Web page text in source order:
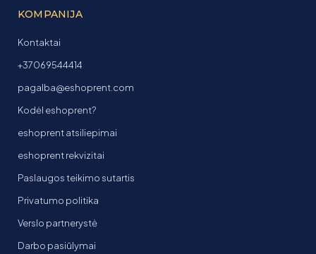
KOMPANIJA
Kontaktai
+37069544414
pagalba@eshoprent.com
Kodėl eshoprent?
eshoprent atsiliepimai
eshoprent rekvizitai
Paslaugos teikimo sutartis
Privatumo politika
Verslo partnerystė
Darbo pasiūlymai